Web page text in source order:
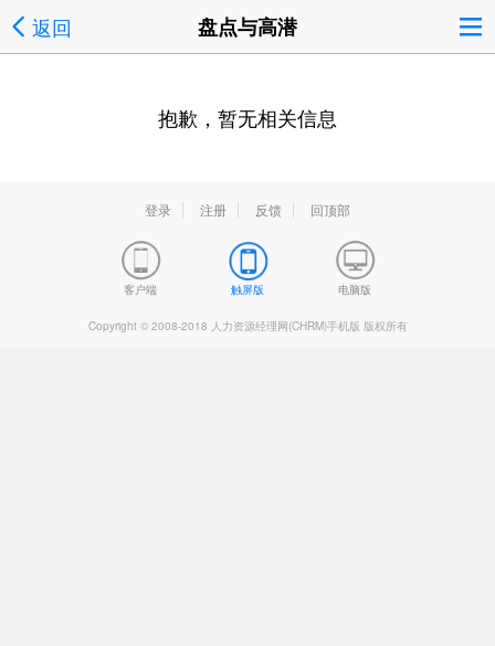
返回 盘点与高潜
抱歉，暂无相关信息
登录 注册 反馈 回顶部
客户端 触屏版 电脑版
Copyright © 2008-2018 人力资源经理网(CHRM)手机版 版权所有